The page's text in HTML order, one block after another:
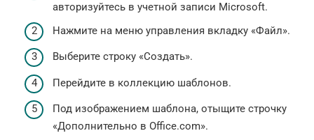
авторизуйтесь в учетной записи Microsoft.
Нажмите на меню управления вкладку «Файл».
Выберите строку «Создать».
Перейдите в коллекцию шаблонов.
Под изображением шаблона, отыщите строчку
«Дополнительно в Office.com».